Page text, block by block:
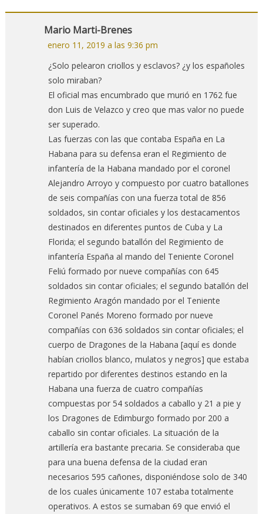
Mario Marti-Brenes
enero 11, 2019 a las 9:36 pm
¿Solo pelearon criollos y esclavos? ¿y los españoles
solo miraban?
El oficial mas encumbrado que murió en 1762 fue
don Luis de Velazco y creo que mas valor no puede
ser superado.
Las fuerzas con las que contaba España en La
Habana para su defensa eran el Regimiento de
infantería de la Habana mandado por el coronel
Alejandro Arroyo y compuesto por cuatro batallones
de seis compañías con una fuerza total de 856
soldados, sin contar oficiales y los destacamentos
destinados en diferentes puntos de Cuba y La
Florida; el segundo batallón del Regimiento de
infantería España al mando del Teniente Coronel
Feliú formado por nueve compañías con 645
soldados sin contar oficiales; el segundo batallón del
Regimiento Aragón mandado por el Teniente
Coronel Panés Moreno formado por nueve
compañías con 636 soldados sin contar oficiales; el
cuerpo de Dragones de la Habana [aquí es donde
habían criollos blanco, mulatos y negros] que estaba
repartido por diferentes destinos estando en la
Habana una fuerza de cuatro compañías
compuestas por 54 soldados a caballo y 21 a pie y
los Dragones de Edimburgo formado por 200 a
caballo sin contar oficiales. La situación de la
artillería era bastante precaria. Se consideraba que
para una buena defensa de la ciudad eran
necesarios 595 cañones, disponiéndose solo de 340
de los cuales únicamente 107 estaba totalmente
operativos. A estos se sumaban 69 que envió el